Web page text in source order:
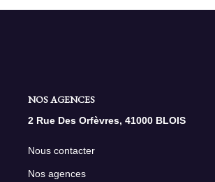
NOS AGENCES
2 Rue Des Orfèvres, 41000 BLOIS
Nous contacter
Nos agences